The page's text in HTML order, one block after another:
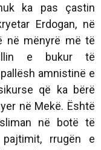
ka pas çastin
Erdogan, në
në mënyrë më të
e bukur të
amnistinë e
që ka bërë
në Mekë. Është
në botë të
rrugën e